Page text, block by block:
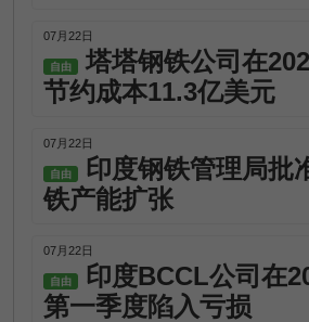
07月22日
自由
塔塔钢铁公司在
节约成本11.3亿美元
07月22日
自由
印度钢铁管理局批
铁产能扩张
07月22日
自由
印度BCCL公司在
第一季度陷入亏损